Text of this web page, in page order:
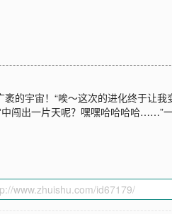
的宇宙！“唉～这次的进化终于让
闯出一片天呢？嘿嘿哈哈哈哈……”